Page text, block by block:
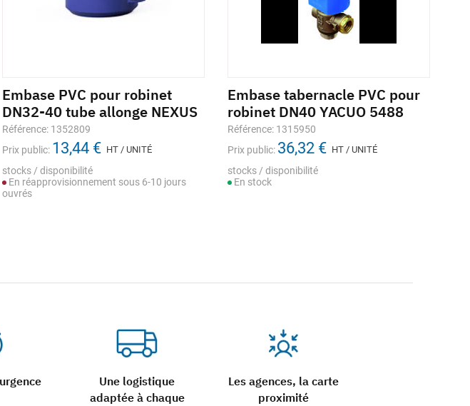
Une logistique
adaptée à chaque
Les agences, la carte
proximité
Embase PVC pour robinet
DN32-40 tube allonge NEXUS
Référence: 1352809
Prix public: 13,44 € HT / UNITÉ
stocks / disponibilité
En réapprovisionnement sous 6-10 jours
ouvrés
Embase tabernacle PVC pour
robinet DN40 YACUO 5488
Référence: 1315950
Prix public: 36,32 € HT / UNITÉ
stocks / disponibilité
En stock